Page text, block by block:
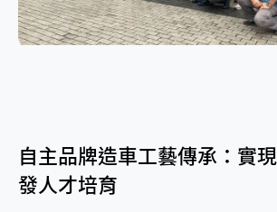
自主品牌造車工藝傳承：實
發人才培育